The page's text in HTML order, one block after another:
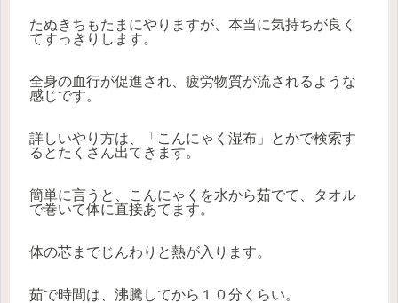
たぬきちもたまにやりますが、本当に気持ちが良く
てすっきりします。
全身の血行が促進され、疲労物質が流されるような
感じです。
詳しいやり方は、「こんにゃく湿布」とかで検索す
るとたくさん出てきます。
簡単に言うと、こんにゃくを水から茹でて、タオル
で巻いて体に直接あてます。
体の芯までじんわりと熱が入ります。
茹で時間は、沸騰してから１０分くらい。